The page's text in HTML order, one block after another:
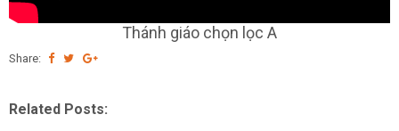
Thánh giáo chọn lọc A
Share:
Related Posts: